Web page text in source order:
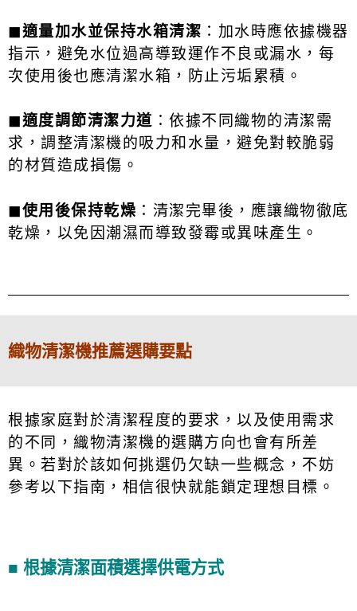
◼適量加水並保持水箱清潔 ：加水時應依據機器
指示，避免水位過高導致運作不良或漏水，每
次使用後也應清潔水箱，防止污垢累積。
◼適度調節清潔力道 ：依據不同織物的清潔需
求，調整清潔機的吸力和水量，避免對較脆弱
的材質造成損傷。
◼使用後保持乾燥 ：清潔完畢後，應讓織物徹底
乾燥，以免因潮濕而導致發霉或異味產生。
織物清潔機推薦選購要點
根據家庭對於清潔程度的要求，以及使用需求
的不同，織物清潔機的選購方向也會有所差
異。若對於該如何挑選仍欠缺一些概念，不妨
參考以下指南，相信很快就能鎖定理想目標。
■ 根據清潔面積選擇供電方式